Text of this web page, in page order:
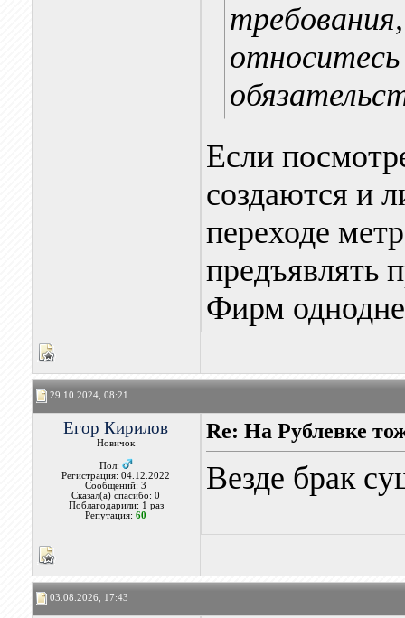
относитесь
Если
создаются и
переходе
предъявлять
Фирм
29.10.2024, 08:21
Егор Кирилов
Новичок
Пол:
Регистрация: 04.12.2022
Сообщений: 3
Сказал(а) спасибо: 0
Поблагодарили: 1 раз
Репутация:60
Re: На Рублевке
Везде брак
03.08.2026, 17:43